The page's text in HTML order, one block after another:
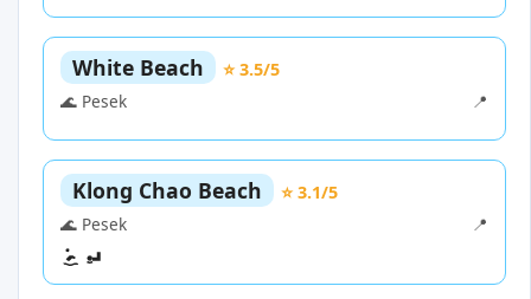
White Beach
⭐ 3.5/5
🌊 Pesek
📍
Klong Chao Beach
⭐ 3.1/5
🌊 Pesek
📍